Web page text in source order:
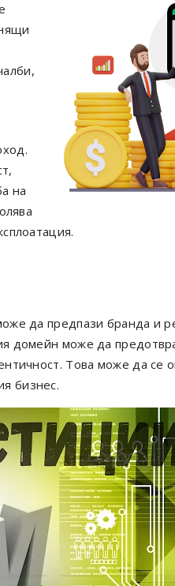
на
да предпази бранда и
домейн може да
Това може да се
бизнес.